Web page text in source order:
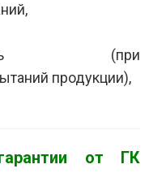
(при
продукции),
от ГК